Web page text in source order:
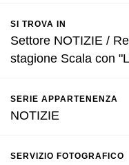
SI TROVA IN
Settore NOTIZIE /
stagione Scala con
SERIE APPARTENENZA
NOTIZIE
SERVIZIO FOTOGRAFICO